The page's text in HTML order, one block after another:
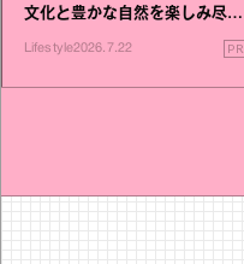
文化と豊かな自然を楽しみ尽く
Lifestyle2026.7.22 PR